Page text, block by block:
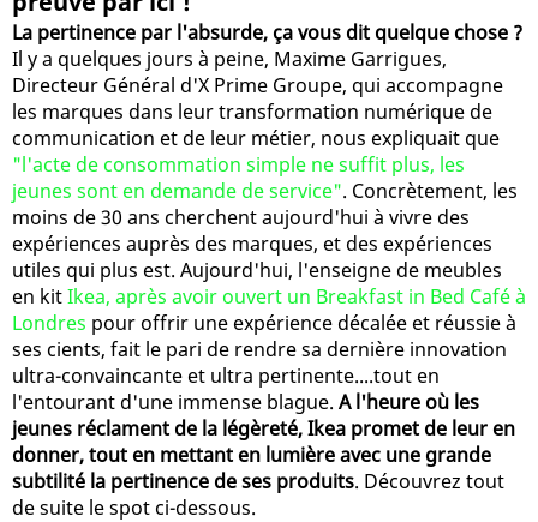
La pertinence par l'absurde, ça vous dit quelque chose ?
Il y a quelques jours à peine, Maxime Garrigues,
Directeur Général d'X Prime Groupe, qui accompagne
les marques dans leur transformation numérique de
communication et de leur métier, nous expliquait que
"l'acte de consommation simple ne suffit plus, les
jeunes sont en demande de service". Concrètement, les
moins de 30 ans cherchent aujourd'hui à vivre des
expériences auprès des marques, et des expériences
utiles qui plus est. Aujourd'hui, l'enseigne de meubles
en kitIkea, après avoir ouvert un Breakfast in Bed Café à
Londres pour offrir une expérience décalée et réussie à
ses cients, fait le pari de rendre sa dernière innovation
ultra-convaincante et ultra pertinente....tout en
l'entourant d'une immense blague. A l'heure où les
jeunes réclament de la légèreté, Ikea promet de leur en
donner, tout en mettant en lumière avec une grande
subtilité la pertinence de ses produits. Découvrez tout
de suite le spot ci-dessous.